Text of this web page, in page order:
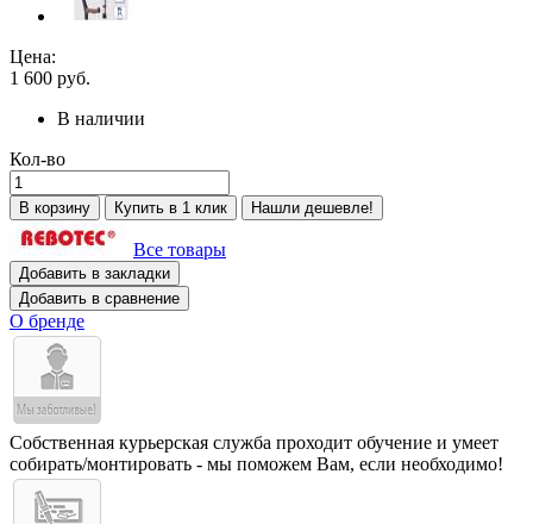
Цена:
1 600 руб.
В наличии
Кол-во
В корзину Купить в 1 клик Нашли дешевле!
Все товары
Добавить в закладки
Добавить в сравнение
О бренде
Собственная курьерская служба проходит обучение и умеет
собирать/монтировать - мы поможем Вам, если необходимо!